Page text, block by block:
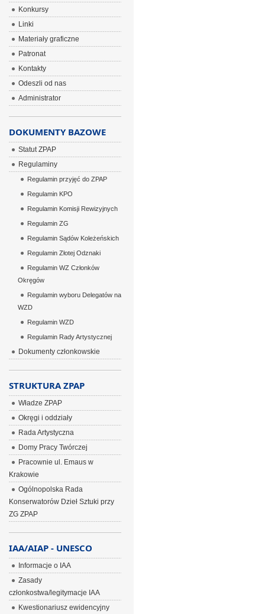
Konkursy
Linki
Materiały graficzne
Patronat
Kontakty
Odeszli od nas
Administrator
DOKUMENTY BAZOWE
Statut ZPAP
Regulaminy
Regulamin przyjęć do ZPAP
Regulamin KPO
Regulamin Komisji Rewizyjnych
Regulamin ZG
Regulamin Sądów Koleżeńskich
Regulamin Złotej Odznaki
Regulamin WZ Członków
Okręgów
Regulamin wyboru Delegatów na
WZD
Regulamin WZD
Regulamin Rady Artystycznej
Dokumenty członkowskie
STRUKTURA ZPAP
Władze ZPAP
Okręgi i oddziały
Rada Artystyczna
Domy Pracy Twórczej
Pracownie ul. Emaus w
Krakowie
Ogólnopolska Rada
Konserwatorów Dzieł Sztuki przy
ZG ZPAP
IAA/AIAP - UNESCO
Informacje o IAA
Zasady
członkostwa/legitymacje IAA
Kwestionariusz ewidencyjny